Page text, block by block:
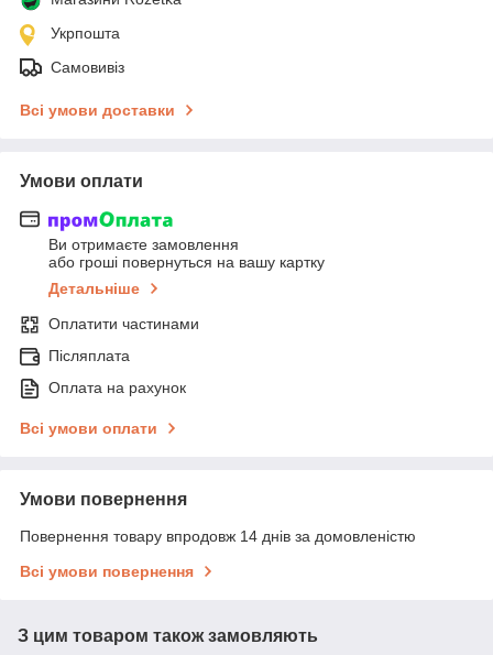
Укрпошта
Самовивіз
Всі умови доставки
Умови оплати
Ви отримаєте замовлення
або гроші повернуться на вашу картку
Детальніше
Оплатити частинами
Післяплата
Оплата на рахунок
Всі умови оплати
Умови повернення
Повернення товару впродовж 14 днів за домовленістю
Всі умови повернення
З цим товаром також замовляють